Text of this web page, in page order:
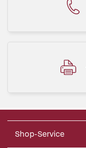
Shop-Service